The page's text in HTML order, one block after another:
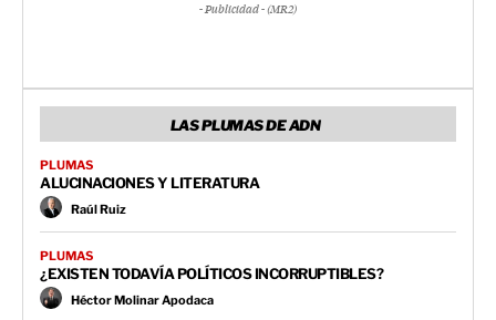
- Publicidad - (MR2)
LAS PLUMAS DE ADN
PLUMAS
ALUCINACIONES Y LITERATURA
Raúl Ruiz
PLUMAS
¿EXISTEN TODAVÍA POLÍTICOS INCORRUPTIBLES?
Héctor Molinar Apodaca